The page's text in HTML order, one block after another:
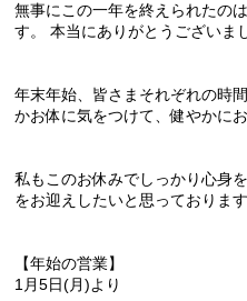
無事にこの一年を終えられたの
す。 本当にありがとうございま
年末年始、皆さまそれぞれの時
かお体に気をつけて、健やかに
私もこのお休みでしっかり心身
をお迎えしたいと思っております
【年始の営業】
1月5日(月)より